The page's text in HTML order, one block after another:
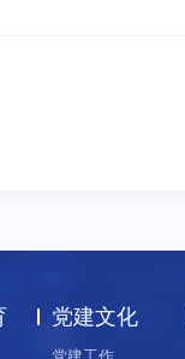
党建文化